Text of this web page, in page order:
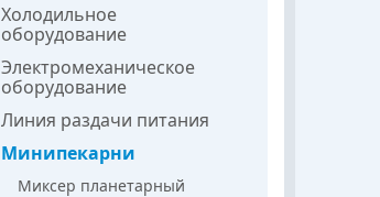
Холодильное
оборудование
Электромеханическое
оборудование
Линия раздачи питания
Минипекарни
Миксер планетарный